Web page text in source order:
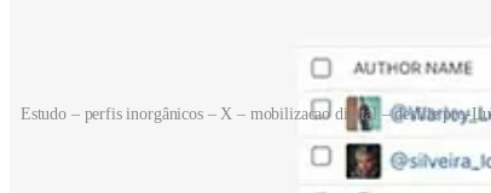
Estudo – perfis inorgânicos – X – mobilizacao digital – desfile pro-
Ainda segundo o levantamento, os mil perfis mais ativos
em massa e baixa produção autoral, comportamento típico de